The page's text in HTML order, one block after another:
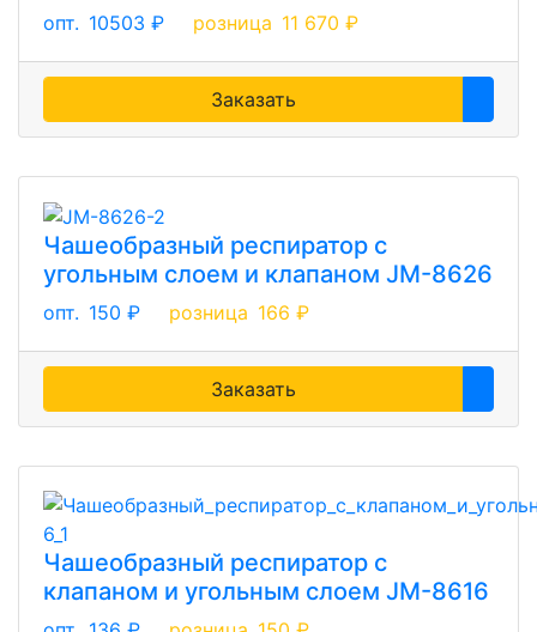
опт. 10503 ₽ розница 11 670 ₽
Заказать
Чашеобразный респиратор с
угольным слоем и клапаном JM-8626
опт. 150 ₽ розница 166 ₽
Заказать
Чашеобразный респиратор с
клапаном и угольным слоем JM-8616